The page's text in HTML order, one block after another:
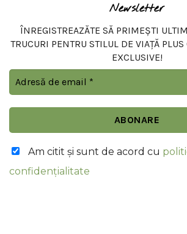
Newsletter
ÎNREGISTREAZĂTE SĂ PRIMEȘTI
TRUCURI PENTRU STILUL DE VIAȚĂ PLUS
EXCLUSIVE!
Am citit şi sunt de acord cu
confidențialitate